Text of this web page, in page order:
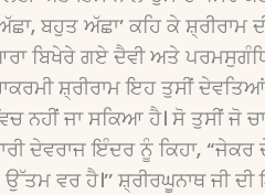
ਬਹੁਤ ਅੱਛਾ’ ਕਹਿ ਕੇ ਸ਼੍ਰੀਰਾਮ
ਬਿਖੇਰੇ ਗਏ ਦੈਵੀ ਅਤੇ
ਸ਼੍ਰੀਰਾਮ ਇਹ ਤੁਸੀਂ ਦੇਵਤਿਆਂ
ਜਾ ਸਕਿਆ ਹੈ। ਸੋ ਤੁਸੀਂ ਜੋ
ਦੇਵਰਾਜ ਇੰਦਰ ਨੂੰ ਕਿਹਾ, “ਜੇਕਰ
ਵਰ ਹੈ।’’ ਸ਼੍ਰੀਰਘੂਨਾਥ ਜੀ